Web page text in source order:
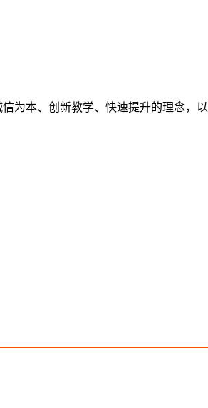
为本、创新教学、快速提升的理念，